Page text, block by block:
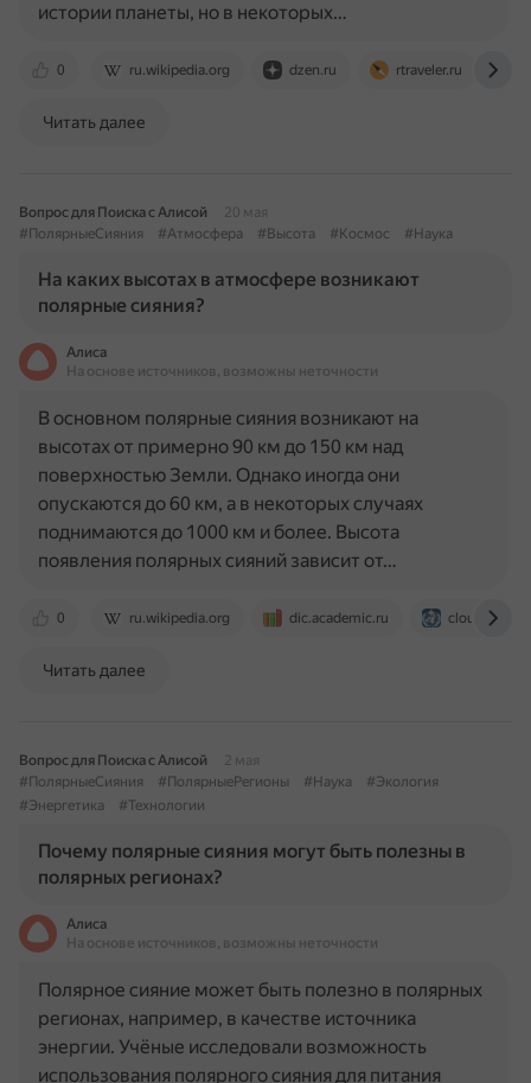
0 ru.wikipedia.org dzen.ru rtraveler.ru
истории планеты, но в некоторых…
Читать далее
Вопрос для Поиска с Алисой
20 мая
#ПолярныеСияния
#Атмосфера #Высота #Космос #Наука
На каких высотах в атмосфере возникают
полярные сияния?
Алиса
На основе источников, возможны неточности
0 ru.wikipedia.org dic.academic.ru
В основном полярные сияния возникают на
высотах от примерно 90 км до 150 км над
поверхностью Земли. Однако иногда они
опускаются до 60 км, а в некоторых случаях
поднимаются до 1000 км и более. Высота
появления полярных сияний зависит от…
Читать далее
Вопрос для Поиска с Алисой
2 мая
#ПолярныеСияния
#ПолярныеРегионы #Наука
#Экология
#Энергетика
#Технологии
Почему полярные сияния могут быть полезны в
полярных регионах?
Алиса
На основе источников, возможны неточности
Полярное сияние может быть полезно в полярных
регионах, например, в качестве источника
энергии. Учёные исследовали возможность
использования полярного сияния для питания